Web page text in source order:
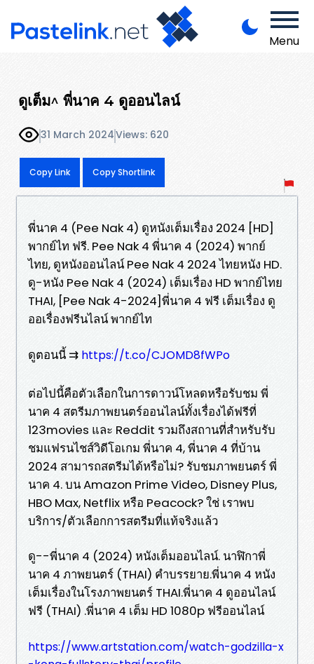
Menu
ดูเต็ม^ พี่นาค 4 ดูออนไลน์
31 March 2024Views: 620
Copy Link Copy Shortlink
พี่นาค 4 (Pee Nak 4) ดูหนังเต็มเรื่อง 2024 [HD]
พากย์ไท ฟรี. Pee Nak 4 พี่นาค 4 (2024) พากย์
ไทย, ดูหนังออนไลน์ Pee Nak 4 2024 ไทยหนัง HD.
ดู-หนัง Pee Nak 4 (2024) เต็มเรื่อง HD พากย์ไทย
THAI, [Pee Nak 4-2024]พี่นาค 4 ฟรี เต็มเรื่อง ดู
ออเรื่องฟรีนไลน์ พากย์ไท
ดูตอนนี้ ⇉ https://t.co/CJOMD8fWPo
ต่อไปนี้คือตัวเลือกในการดาวน์โหลดหรือรับชม พี่
นาค 4 สตรีมภาพยนตร์ออนไลน์ทั้งเรื่องได้ฟรีที่
123movies และ Reddit รวมถึงสถานที่สำหรับรับ
ชมแฟรนไชส์วิดีโอเกม พี่นาค 4, พี่นาค 4 ที่บ้าน
2024 สามารถสตรีมได้หรือไม่? รับชมภาพยนตร์ พี่
นาค 4. บน Amazon Prime Video, Disney Plus,
HBO Max, Netflix หรือ Peacock? ใช่ เราพบ
บริการ/ตัวเลือกการสตรีมที่แท้จริงแล้ว
ดู--พี่นาค 4 (2024) หนังเต็มออนไลน์. นาฬิกาพี่
นาค 4 ภาพยนตร์ (THAI) คำบรรยาย.พี่นาค 4 หนัง
เต็มเรื่องในโรงภาพยนตร์ THAI.พี่นาค 4 ดูออนไลน์
ฟรี (THAI) .พี่นาค 4 เต็ม HD 1080p ฟรีออนไลน์
https://www.artstation.com/watch-godzilla-x